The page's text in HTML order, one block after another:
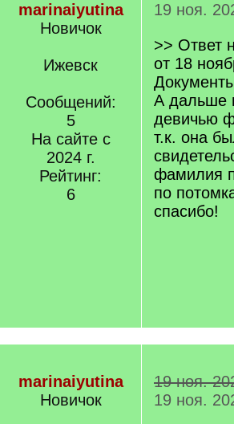
marinaiyutina
Новичок
Ижевск
Сообщений:
5
На сайте с
2024 г.
Рейтинг:
6
19 ноя.
>> Ответ
от 18
А дальше
девичью
т.к. она
фамилия
по
спасибо!
marinaiyutina
Новичок
19 ноя.
19 ноя.